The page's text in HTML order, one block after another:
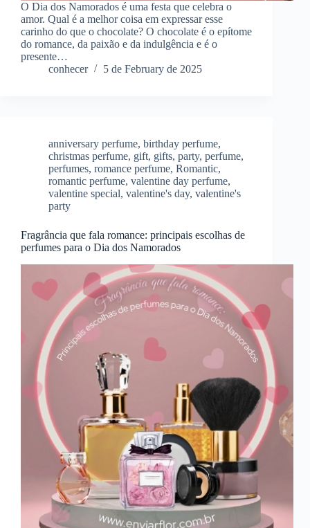
O Dia dos Namorados é uma festa que celebra o
amor. Qual é a melhor coisa em expressar esse
carinho do que o chocolate? O chocolate é o epítome
do romance, da paixão e da indulgência e é o
presente…
conhecer
5 de February de 2025
anniversary perfume, birthday perfume,
christmas perfume, gift, gifts, party, perfume,
perfumes, romance perfume, Romantic,
romantic perfume, valentine day perfume,
valentine special, valentine's day, valentine's
party
Fragrância que fala romance: principais escolhas de
perfumes para o Dia dos Namorados